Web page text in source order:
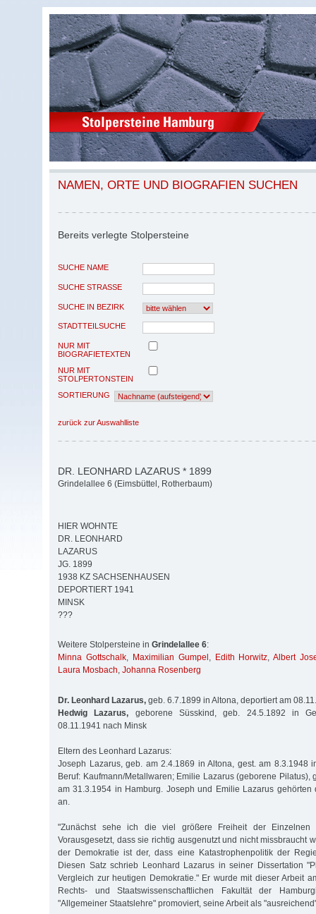
NAMEN, ORTE UND BIOGRAFIEN SUCHEN
Bereits verlegte Stolpersteine
SUCHE NAME
SUCHE STRASSE
SUCHE IN BEZIRK
STADTTEILSUCHE
NUR MIT
BIOGRAFIETEXTEN
NUR MIT
STOLPERTONSTEIN
SORTIERUNG
zurück zur Auswahlliste
DR. LEONHARD LAZARUS * 1899
Grindelallee 6 (Eimsbüttel, Rotherbaum)
HIER WOHNTE
DR. LEONHARD
LAZARUS
JG. 1899
1938 KZ SACHSENHAUSEN
DEPORTIERT 1941
MINSK
???
Weitere Stolpersteine in Grindelallee 6:
Minna Gottschalk, Maximilian Gumpel , Edith Horwitz,Albert
Laura Mosbach, Johanna Rosenberg
Dr. Leonhard Lazarus, geb. 6.7.1899 in Altona, deportiert am
Hedwig Lazarus, geborene Süsskind, geb. 24.5.1892 in
08.11.1941 nach Minsk
Eltern des Leonhard Lazarus:
Joseph Lazarus, geb. am 2.4.1869 in Altona, gest. am 8.3.1948
Beruf: Kaufmann/Metallwaren; Emilie Lazarus (geborene Pilatus),
am 31.3.1954 in Hamburg. Joseph und Emilie Lazarus
an.
"Zunächst sehe ich die viel größere Freiheit der
Vorausgesetzt, dass sie richtig ausgenutzt und nicht missbraucht
der Demokratie ist der, dass eine Katastrophenpolitik der
Diesen Satz schrieb Leonhard Lazarus in seiner Dissertation
Vergleich zur heutigen Demokratie." Er wurde mit dieser Arbeit
Rechts- und Staatswissenschaftlichen Fakultät der
"Allgemeiner Staatslehre" promoviert, seine Arbeit als